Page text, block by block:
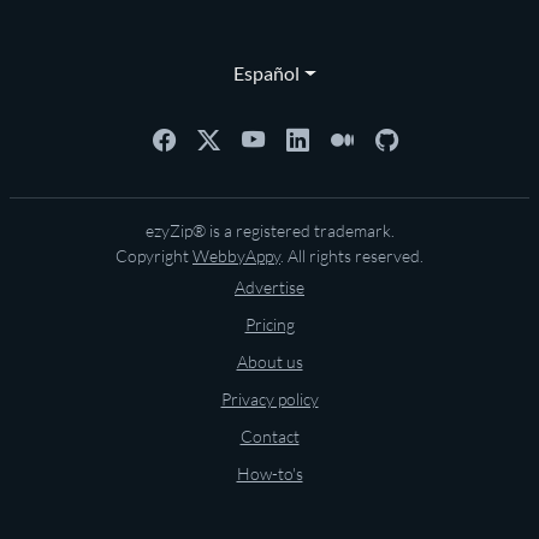
Español
ezyZip® is a registered trademark.
CopyrightWebbyAppy. All rights reserved.
Advertise
Pricing
About us
Privacy policy
Contact
How-to's